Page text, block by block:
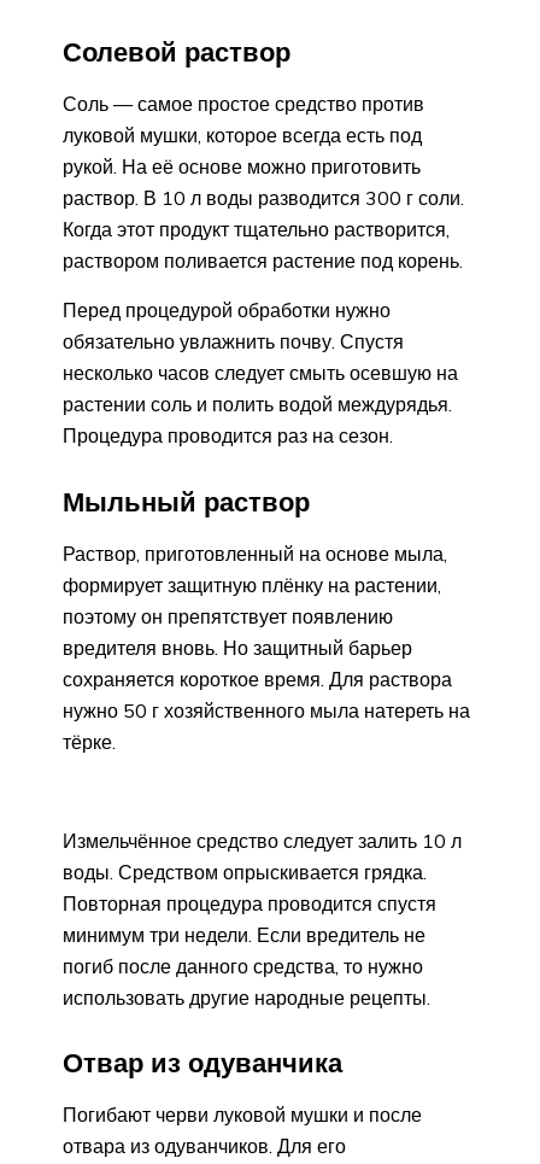
Солевой раствор
Соль — самое простое средство против
луковой мушки, которое всегда есть под
рукой. На её основе можно приготовить
раствор. В 10 л воды разводится 300 г соли.
Когда этот продукт тщательно растворится,
раствором поливается растение под корень.
Перед процедурой обработки нужно
обязательно увлажнить почву. Спустя
несколько часов следует смыть осевшую на
растении соль и полить водой междурядья.
Процедура проводится раз на сезон.
Мыльный раствор
Раствор, приготовленный на основе мыла,
формирует защитную плёнку на растении,
поэтому он препятствует появлению
вредителя вновь. Но защитный барьер
сохраняется короткое время. Для раствора
нужно 50 г хозяйственного мыла натереть на
тёрке.
Измельчённое средство следует залить 10 л
воды. Средством опрыскивается грядка.
Повторная процедура проводится спустя
минимум три недели. Если вредитель не
погиб после данного средства, то нужно
использовать другие народные рецепты.
Отвар из одуванчика
Погибают черви луковой мушки и после
отвара из одуванчиков. Для его